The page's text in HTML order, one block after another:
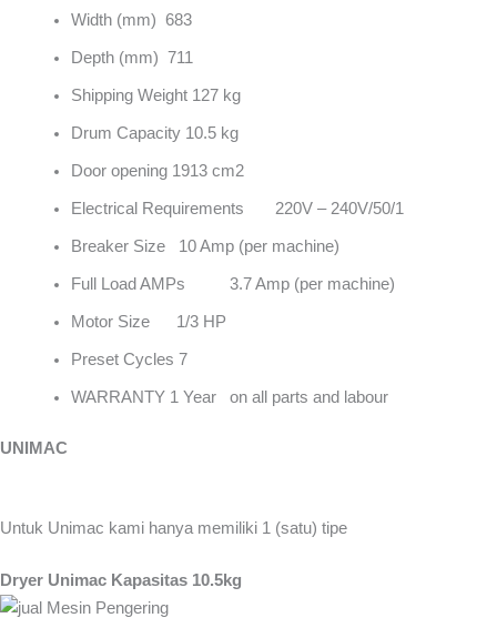
Width (mm) 683
Depth (mm) 711
Shipping Weight 127 kg
Drum Capacity 10.5 kg
Door opening 1913 cm2
Electrical Requirements 220V – 240V/50/1
Breaker Size 10 Amp (per machine)
Full Load AMPs 3.7 Amp (per machine)
Motor Size 1/3 HP
Preset Cycles 7
WARRANTY 1 Year on all parts and labour
UNIMAC
Untuk Unimac kami hanya memiliki 1 (satu) tipe
Dryer Unimac Kapasitas 10.5kg